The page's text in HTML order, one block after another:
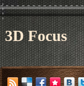
3D Focus